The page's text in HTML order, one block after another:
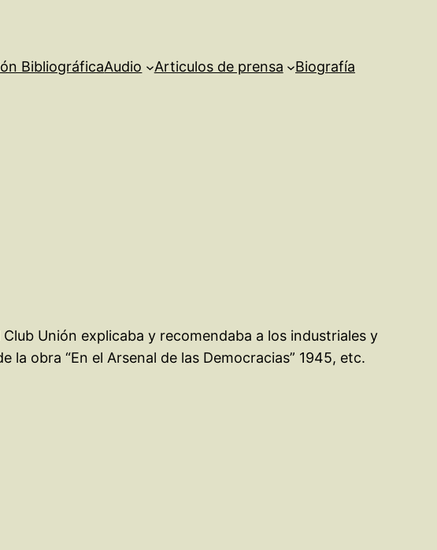
BibliográficaAudio Articulos de prensa Biografía
Unión explicaba y recomendaba a los industriales y
obra “En el Arsenal de las Democracias” 1945, etc.